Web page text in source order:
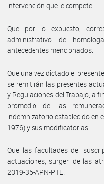
intervención que le compete.
Que por lo expuesto,
administrativo de
antecedentes mencionados.
Que una vez dictado el
se remitirán las presentes
y Regulaciones del Trabajo, a
promedio de las
indemnizatorio establecido en
1976) y sus modificatorias.
Que las facultades del
actuaciones, surgen de las
2019-35-APN-PTE.